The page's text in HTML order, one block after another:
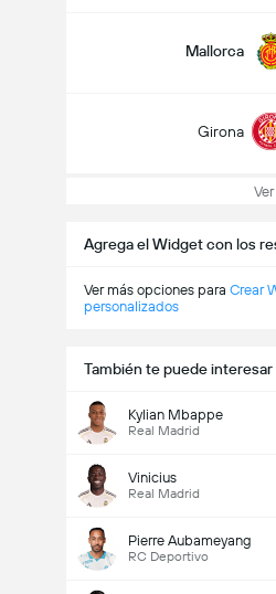
Mallorca
Girona
Ver
Agrega el Widget con los
Ver más opciones para Crear
personalizados
También te puede interesar
Kylian Mbappe
Real Madrid
Vinicius
Real Madrid
Pierre Aubameyang
RC Deportivo